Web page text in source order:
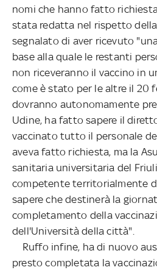
nomi che hanno fatto
stata redatta nel rispetto della
segnalato di aver ricevuto
base alla quale le restanti
non riceveranno il vaccino in
come è stato per le altre il 20
dovranno autonomamente
Udine, ha fatto sapere il
vaccinato tutto il personale
aveva fatto richiesta, ma la
sanitaria universitaria del
competente territorialmente
sapere che destinerà la
completamento della
dell'Università della città".
Ruffo infine, ha di nuovo
presto completata la